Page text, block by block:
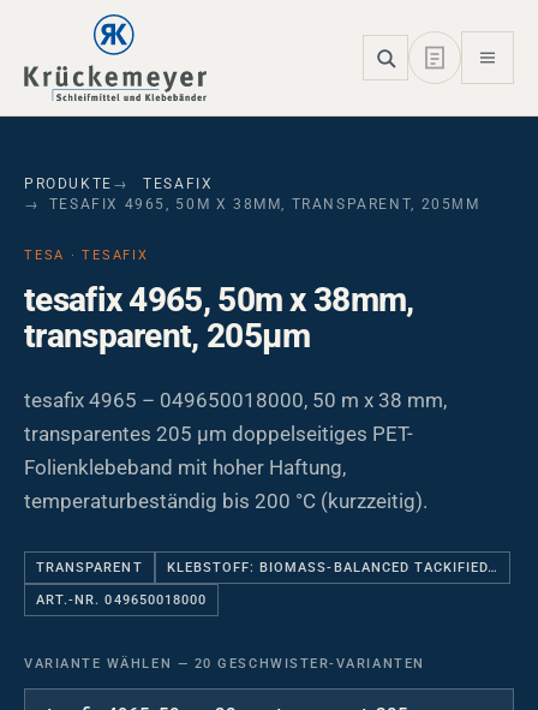
Skip to main navigation
Skip to main content
Skip to page footer
PRODUKTE
TESAFIX
TESAFIX 4965, 50M X 38MM, TRANSPARENT, 205ΜM
TESA · TESAFIX
tesafix 4965, 50m x 38mm,
transparent, 205µm
tesafix 4965 – 049650018000, 50 m x 38 mm,
transparentes 205 µm doppelseitiges PET-
Folienklebeband mit hoher Haftung,
temperaturbeständig bis 200 °C (kurzzeitig).
TRANSPARENT KLEBSTOFF: BIOMASS-BALANCED TACKIFIED…
ART.-NR. 049650018000
VARIANTE WÄHLEN — 20 GESCHWISTER-VARIANTEN